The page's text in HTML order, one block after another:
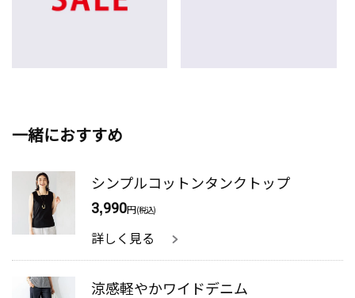
一緒におすすめ
シンプルコットンタンクトップ
3,990円(税込)
詳しく見る
涼感軽やかワイドデニム